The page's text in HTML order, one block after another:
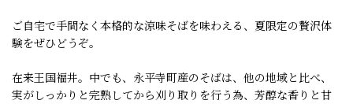
ご自宅で手間なく本格的な涼味そばを味わえる、夏限定の贅沢体
験をぜひどうぞ。
在来王国福井。中でも、永平寺町産のそばは、他の地域と比べ、
実がしっかりと完熟してから刈り取りを行う為、芳醇な香りと甘